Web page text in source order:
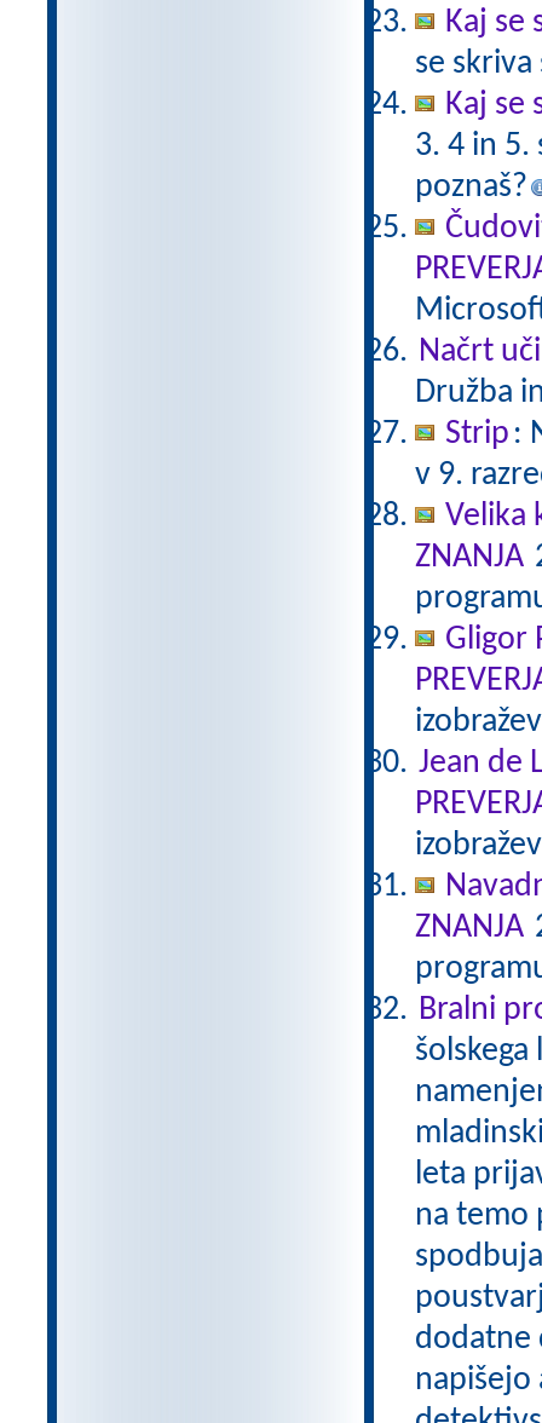
Kaj se
se
Kaj se
3. 4 in 5.
poznaš?
Načrt
Družba
Strip :
v 9.
Velika
ZNANJA
Gligor
Jean de
ZNANJA
Bralni
leta
na temo
dodatne
napišejo